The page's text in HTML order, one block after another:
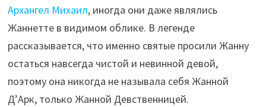
Архангел Михаил, иногда они даже являлись
Жаннетте в видимом облике. В легенде
рассказывается, что именно святые просили Жанну
остаться навсегда чистой и невинной девой,
поэтому она никогда не называла себя Жанной
Д’Арк, только Жанной Девственницей.